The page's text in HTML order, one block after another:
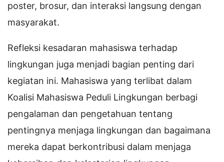
poster, brosur, dan interaksi langsung dengan
masyarakat.
Refleksi kesadaran mahasiswa terhadap
lingkungan juga menjadi bagian penting dari
kegiatan ini. Mahasiswa yang terlibat dalam
Koalisi Mahasiswa Peduli Lingkungan berbagi
pengalaman dan pengetahuan tentang
pentingnya menjaga lingkungan dan bagaimana
mereka dapat berkontribusi dalam menjaga